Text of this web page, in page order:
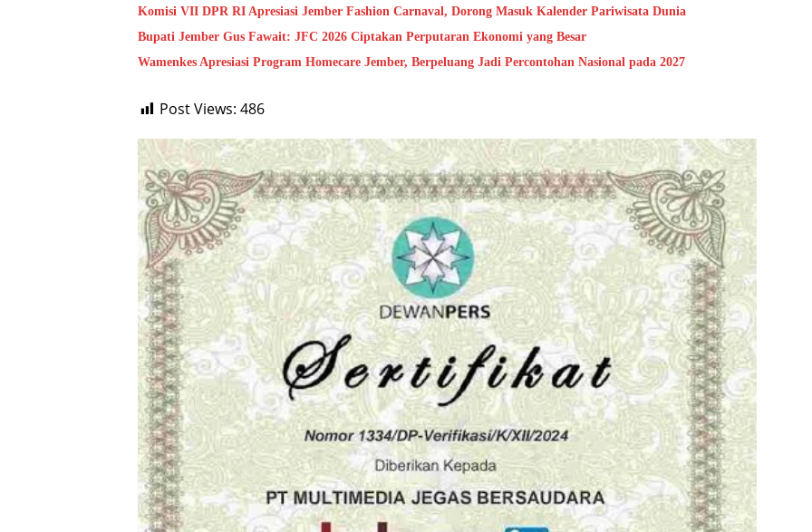
Komisi VII DPR RI Apresiasi Jember Fashion Carnaval, Dorong Masuk Kalender Pariwisata Dunia
Bupati Jember Gus Fawait: JFC 2026 Ciptakan Perputaran Ekonomi yang Besar
Wamenkes Apresiasi Program Homecare Jember, Berpeluang Jadi Percontohan Nasional pada 2027
Post Views: 486